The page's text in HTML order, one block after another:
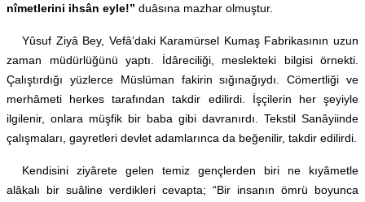
nîmetlerini ihsân eyle!” duâsına mazhar olmuştur.
Yûsuf Ziyâ Bey, Vefâ’daki Karamürsel Kumaş Fabrikasının uzun
zaman müdürlüğünü yaptı. İdâreciliği, meslekteki bilgisi örnekti.
Çalıştırdığı yüzlerce Müslüman fakirin sığınağıydı. Cömertliği ve
merhâmeti herkes tarafından takdir edilirdi. İşçilerin her şeyiyle
ilgilenir, onlara müşfik bir baba gibi davranırdı. Tekstil Sanâyiinde
çalışmaları, gayretleri devlet adamlarınca da beğenilir, takdir edilirdi.
Kendisini ziyârete gelen temiz gençlerden biri ne kıyâmetle
alâkalı bir suâline verdikleri cevapta; “Bir insanın ömrü boyunca